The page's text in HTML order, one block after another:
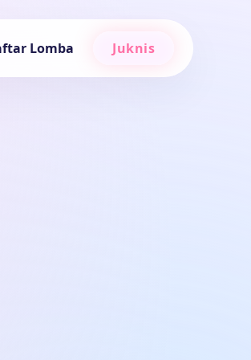
Lomba Juknis